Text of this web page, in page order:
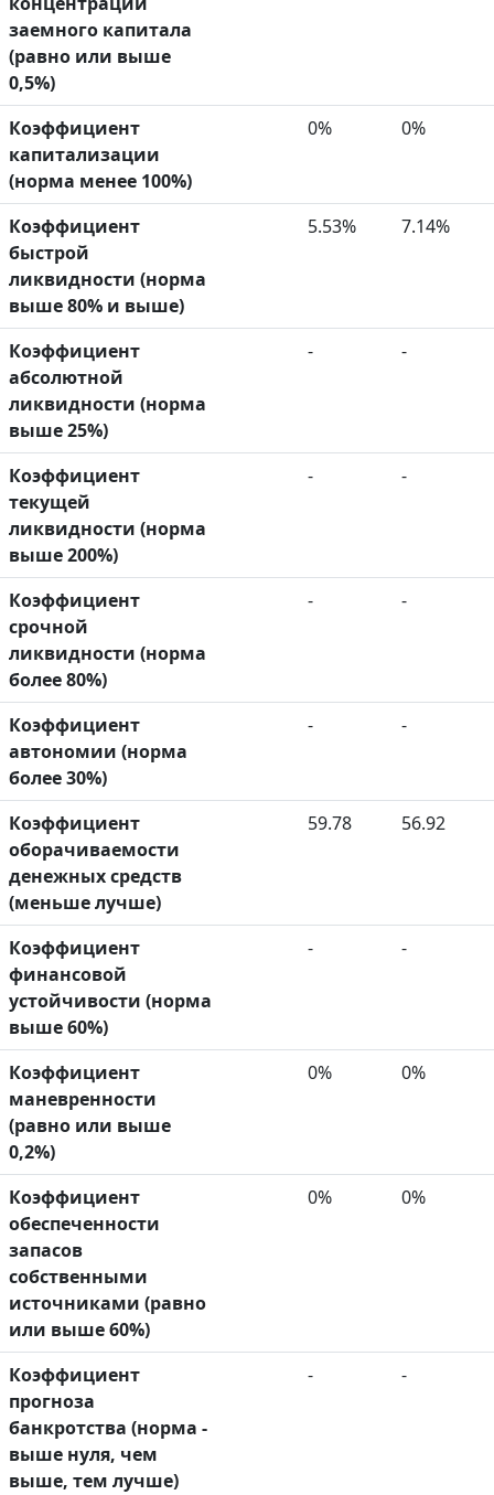
заемного капитала
(равно или выше
0,5%)
Коэффициент
капитализации
(норма менее 100%)
0% 0%
Коэффициент
быстрой
ликвидности (норма
выше 80% и выше)
5.53% 7.14%
Коэффициент
абсолютной
ликвидности (норма
выше 25%)
- -
Коэффициент
текущей
ликвидности (норма
выше 200%)
- -
Коэффициент
срочной
ликвидности (норма
более 80%)
- -
Коэффициент
автономии (норма
более 30%)
- -
Коэффициент
оборачиваемости
денежных средств
(меньше лучше)
59.78 56.92
Коэффициент
финансовой
устойчивости (норма
выше 60%)
- -
Коэффициент
маневренности
(равно или выше
0,2%)
0% 0%
Коэффициент
обеспеченности
запасов
собственными
источниками (равно
или выше 60%)
0% 0%
Коэффициент
прогноза
банкротства (норма -
выше нуля, чем
выше, тем лучше)
- -